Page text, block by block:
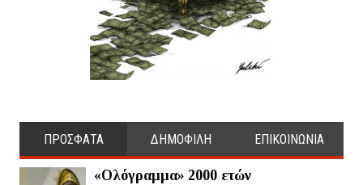
ΠΡΟΣΦΑΤΑ ΔΗΜΟΦΙΛΗ ΕΠΙΚΟΙΝΩΝΙΑ
«Ολόγραμμα» 2000 ετών